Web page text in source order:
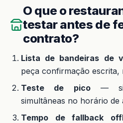
O que o
testar antes de
contrato?
Lista de bandeiras de
peça confirmação escrita,
Teste de pico—
simultâneas no horário de
Tempo de fallback